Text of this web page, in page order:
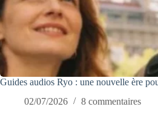
Guides audios Ryo : une nouvelle ère
02/07/2026
8 commentaires